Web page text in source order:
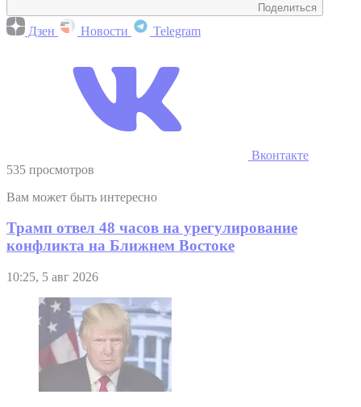
Поделиться
Дзен Новости Telegram
Вконтакте
535 просмотров
Вам может быть интересно
Трамп отвел 48 часов на урегулирование
конфликта на Ближнем Востоке
10:25, 5 авг 2026